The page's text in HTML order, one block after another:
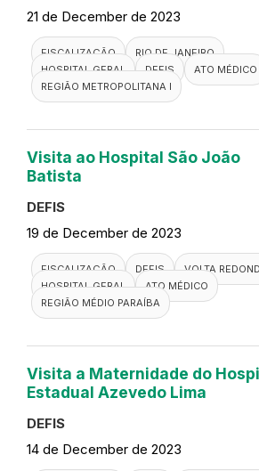
21 de December de 2023
FISCALIZAÇÃO
RIO DE JANEIRO
HOSPITAL GERAL
DEFIS
ATO MÉDICO
REGIÃO METROPOLITANA I
Visita ao Hospital São João
Batista
DEFIS
19 de December de 2023
FISCALIZAÇÃO DEFIS
VOLTA
HOSPITAL GERAL
ATO MÉDICO
REGIÃO MÉDIO PARAÍBA
Visita a Maternidade do
Estadual Azevedo Lima
DEFIS
14 de December de 2023